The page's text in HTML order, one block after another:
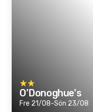
O'Donoghue's
Fre 21/08-Sön 23/08